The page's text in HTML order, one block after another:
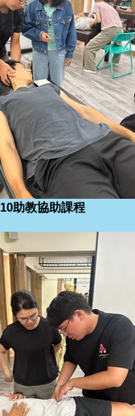
10助教協助課程